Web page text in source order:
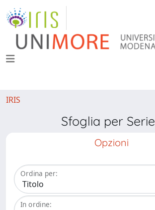
IRIS
Sfoglia per Serie
Opzioni
Ordina per:
In ordine: